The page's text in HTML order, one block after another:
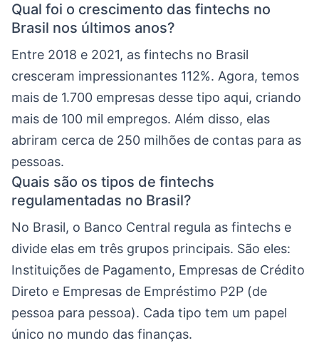
Qual foi o crescimento das fintechs no
Brasil nos últimos anos?
Entre 2018 e 2021, as fintechs no Brasil
cresceram impressionantes 112%. Agora, temos
mais de 1.700 empresas desse tipo aqui, criando
mais de 100 mil empregos. Além disso, elas
abriram cerca de 250 milhões de contas para as
pessoas.
Quais são os tipos de fintechs
regulamentadas no Brasil?
No Brasil, o Banco Central regula as fintechs e
divide elas em três grupos principais. São eles:
Instituições de Pagamento, Empresas de Crédito
Direto e Empresas de Empréstimo P2P (de
pessoa para pessoa). Cada tipo tem um papel
único no mundo das finanças.